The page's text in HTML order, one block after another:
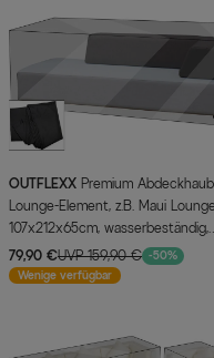
OUTFLEXX
Lounge-Element, z.B. Maui
107x212x65cm, wasserbeständig,
schwarz
79,90 €UVP 159,90 € -50%
Wenige verfügbar